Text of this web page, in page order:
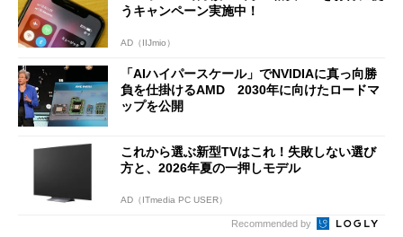
うキャンペーン実施中！
AD（IIJmio）
「AIハイパースケール」でNVIDIAに真っ向勝
負を仕掛けるAMD 2030年に向けたロードマ
ップを公開
これから選ぶ新型TVはこれ！失敗しない選び
方と、2026年夏の一押しモデル
AD（ITmedia PC USER）
Recommended by